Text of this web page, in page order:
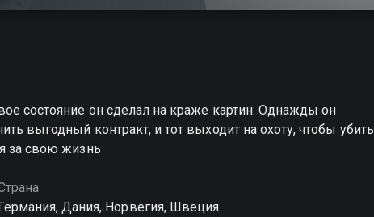
состояние он сделал на краже картин. Однажды он
выгодный контракт, и тот выходит на охоту, чтобы убить
за свою жизнь
Дания, Норвегия, Швеция